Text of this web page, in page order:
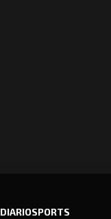
DIARIOSPORTS